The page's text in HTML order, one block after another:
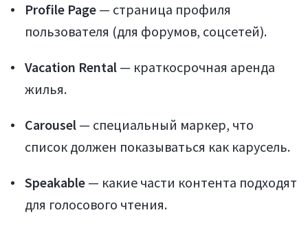
Статьи
Мануалы
Profile Page — страница профиля
пользователя (для форумов, соцсетей).
Vacation Rental — краткосрочная аренда
жилья.
Carousel — специальный маркер, что
список должен показываться как карусель.
Speakable — какие части контента подходят
для голосового чтения.